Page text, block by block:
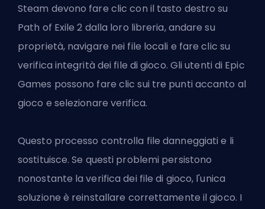
Steam devono fare clic con il tasto destro su
Path of Exile 2 dalla loro libreria, andare su
proprietà, navigare nei file locali e fare clic su
verifica integrità dei file di gioco. Gli utenti di Epic
Games possono fare clic sui tre punti accanto al
gioco e selezionare verifica.
Questo processo controlla file danneggiati e li
sostituisce. Se questi problemi persistono
nonostante la verifica dei file di gioco, l'unica
soluzione è reinstallare correttamente il gioco. I